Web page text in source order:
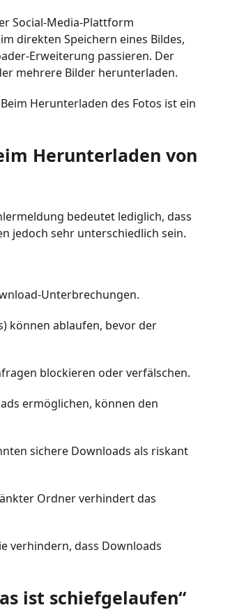
Social-Media-Plattform
direkten Speichern eines Bildes,
Erweiterung passieren. Der
mehrere Bilder herunterladen.
Herunterladen des Fotos ist ein
Herunterladen von
bedeutet lediglich, dass
jedoch sehr unterschiedlich sein.
Unterbrechungen.
können ablaufen, bevor der
blockieren oder verfälschen.
ermöglichen, können den
sichere Downloads als riskant
Ordner verhindert das
verhindern, dass Downloads
ist schiefgelaufen“